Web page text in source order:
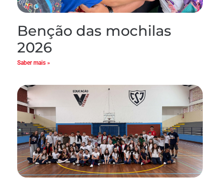
Benção das mochilas
2026
Saber mais »